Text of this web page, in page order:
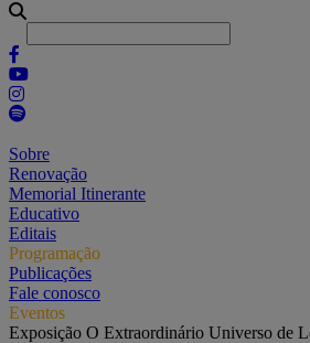
Sobre
Renovação
Memorial Itinerante
Educativo
Editais
Programação
Publicações
Fale conosco
Eventos
Exposição O Extraordinário Universo de